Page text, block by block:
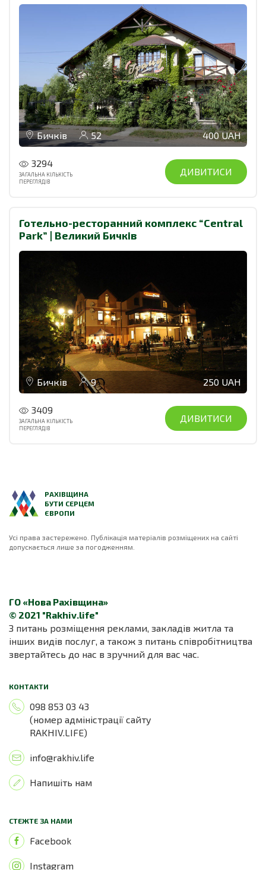
Бичків 52 400 UAH
3294
ЗАГАЛЬНА КІЛЬКІСТЬ
ПЕРЕГЛЯДІВ
ДИВИТИСИ
Готельно-ресторанний комплекс “Central
Park” | Великий Бичків
Бичків 9 250 UAH
3409
ЗАГАЛЬНА КІЛЬКІСТЬ
ПЕРЕГЛЯДІВ
ДИВИТИСИ
РАХІВЩИНА
БУТИ СЕРЦЕМ
ЄВРОПИ
Усі права застережено. Публікація матеріалів розміщених на сайті
допускається лише за погодженням.
ГО «Нова Рахівщина»
© 2021 "Rakhiv.life"
З питань розміщення реклами, закладів житла та
інших видів послуг, а також з питань співробітництва
звертайтесь до нас в зручний для вас час.
КОНТАКТИ
098 853 03 43
(номер адміністрації сайту
RAKHIV.LIFE)
info@rakhiv.life
Напишіть нам
СТЕЖТЕ ЗА НАМИ
Facebook
Instagram